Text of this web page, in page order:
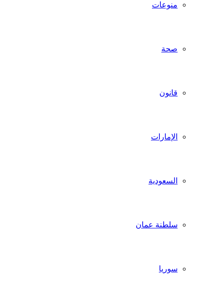
منوعات
صحة
قانون
الإمارات
السعودية
سلطنة عمان
سوريا